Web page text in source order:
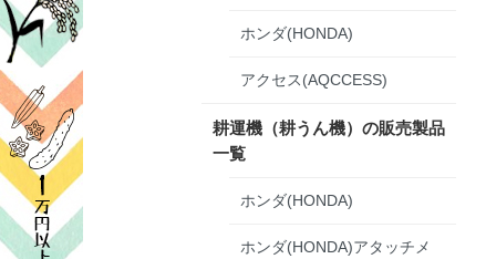
ホンダ(HONDA)
アクセス(AQCCESS)
耕運機（耕うん機）の販売製品
一覧
ホンダ(HONDA)
ホンダ(HONDA)アタッチメ